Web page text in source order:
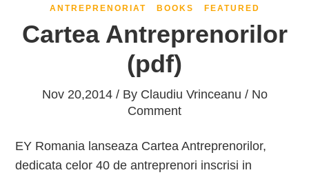
ANTREPRENORIAT BOOKS FEATURED
Cartea Antreprenorilor
(pdf)
Nov 20,2014 / By Claudiu Vrinceanu / No
Comment
EY Romania lanseaza Cartea Antreprenorilor,
dedicata celor 40 de antreprenori inscrisi in